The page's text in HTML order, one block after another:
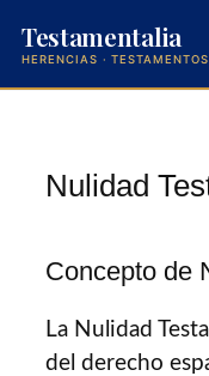
Testamentalia
HERENCIAS · TESTAMENTOS
contenidoNulidad
Concepto de
La Nulidad
del derecho